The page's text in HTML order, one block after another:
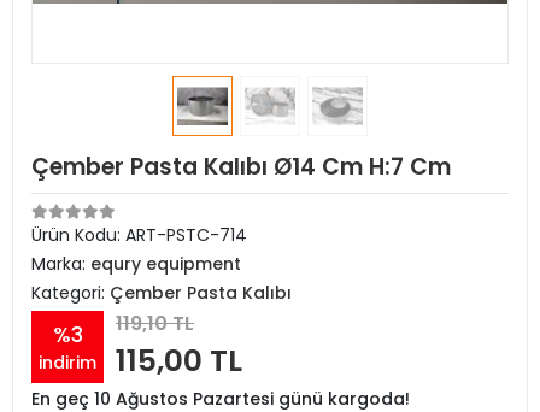
Çember Pasta Kalıbı Ø14 Cm H:7 Cm
Ürün Kodu: ART-PSTC-714
Marka: equry equipment
Kategori: Çember Pasta Kalıbı
%3
indirim
119,10 TL
115,00 TL
En geç 10 Ağustos Pazartesi günü kargoda!